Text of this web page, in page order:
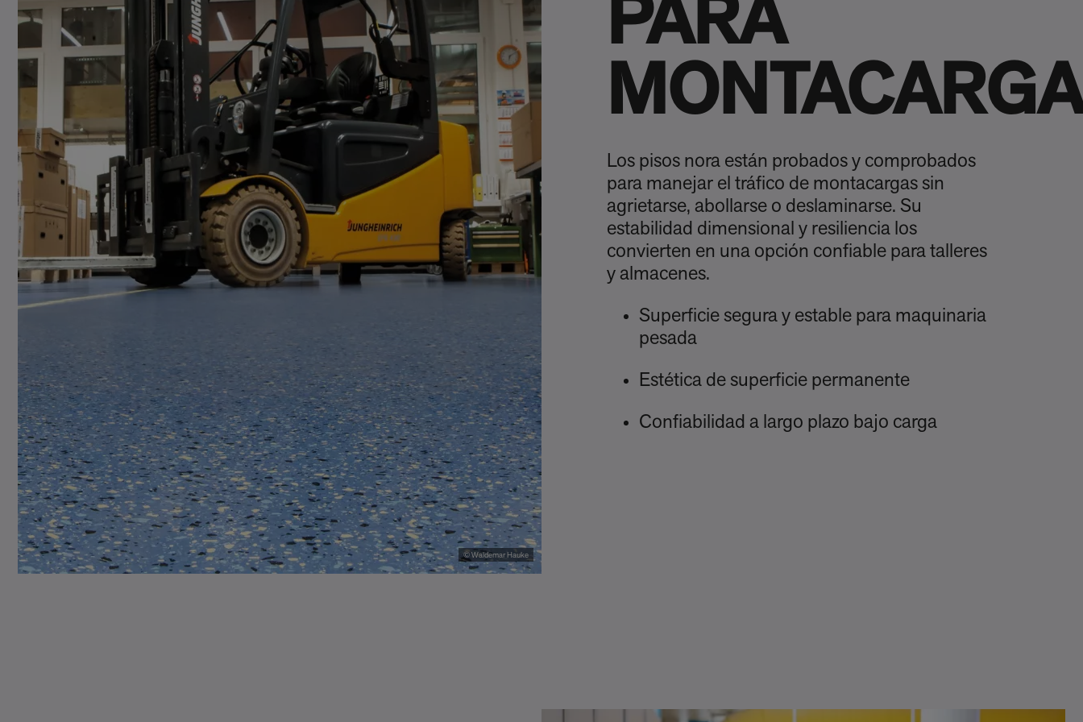
© Waldemar Hauke
PARA
Los pisos nora están probados y comprobados
para manejar el tráfico de montacargas sin
agrietarse, abollarse o deslaminarse. Su
estabilidad dimensional y resiliencia los
convierten en una opción confiable para talleres
y almacenes.
Superficie segura y estable para maquinaria
pesada
Estética de superficie permanente
Confiabilidad a largo plazo bajo carga